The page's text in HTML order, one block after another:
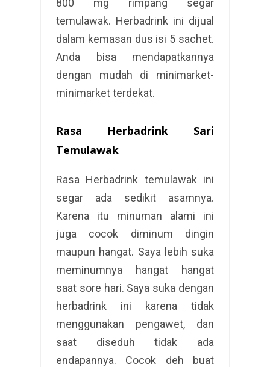
800 mg rimpang segar
temulawak. Herbadrink ini dijual
dalam kemasan dus isi 5 sachet.
Anda bisa mendapatkannya
dengan mudah di minimarket-
minimarket terdekat.
Rasa Herbadrink Sari
Temulawak
Rasa Herbadrink temulawak ini
segar ada sedikit asamnya.
Karena itu minuman alami ini
juga cocok diminum dingin
maupun hangat. Saya lebih suka
meminumnya hangat hangat
saat sore hari. Saya suka dengan
herbadrink ini karena tidak
menggunakan pengawet, dan
saat diseduh tidak ada
endapannya. Cocok deh buat